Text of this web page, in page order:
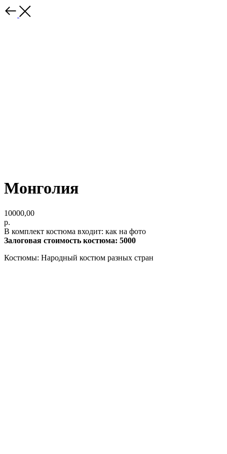
Монголия
10000,00
р.
В комплект костюма входит: как на фото
Залоговая стоимость костюма: 5000
Костюмы: Народный костюм разных стран